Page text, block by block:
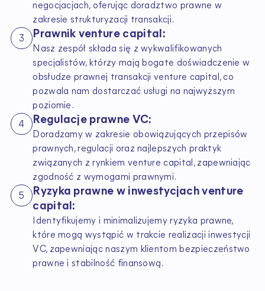
negocjacjach, oferując doradztwo prawne w
zakresie strukturyzacji transakcji.
3 Prawnik venture capital:
Nasz zespół składa się z wykwalifikowanych
specjalistów, którzy mają bogate doświadczenie w
obsłudze prawnej transakcji venture capital, co
pozwala nam dostarczać usługi na najwyższym
poziomie.
4 Regulacje prawne VC:
Doradzamy w zakresie obowiązujących przepisów
prawnych, regulacji oraz najlepszych praktyk
związanych z rynkiem venture capital, zapewniając
zgodność z wymogami prawnymi.
5
Ryzyka prawne w inwestycjach venture
capital:
Identyfikujemy i minimalizujemy ryzyka prawne,
które mogą wystąpić w trakcie realizacji inwestycji
VC, zapewniając naszym klientom bezpieczeństwo
prawne i stabilność finansową.